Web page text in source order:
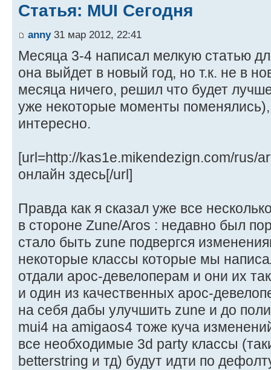
Статья: MUI Сегодня
anny31 мар 2012, 22:41
Месяца 3-4 написал мелкую статью
она выйдет в новый год, но т.к. не в
месяца ничего, решил что будет
уже некоторые моменты
интересно.
[url=http://kas1e.mikendezign.com/rus/
онлайн здесь[/url]
Правда как я сказал уже все
в стороне Zune/Aros : недавно был
стало быть zune подвергся
некоторые классы которые мы
отдали арос-девелоперам и они их
и один из качественных арос-
на себя дабы улучшить zune и до
mui4 на amigaos4 тоже куча
все необходимые 3d party классы
betterstring и тд) будут идти по